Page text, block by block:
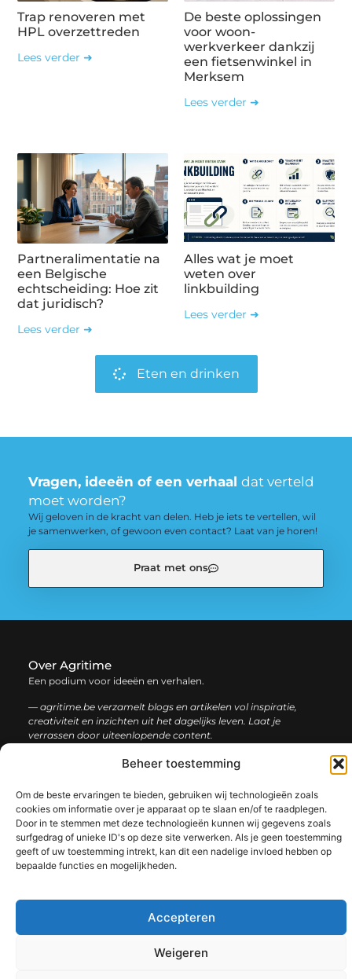
Beheer toestemming
Om de beste ervaringen te bieden, gebruiken wij technologieën zoals
cookies om informatie over je apparaat op te slaan en/of te raadplegen.
Door in te stemmen met deze technologieën kunnen wij gegevens zoals
surfgedrag of unieke ID's op deze site verwerken. Als je geen toestemming
geeft of uw toestemming intrekt, kan dit een nadelige invloed hebben op
bepaalde functies en mogelijkheden.
Accepteren
Weigeren
Trap renoveren met
HPL overzettreden
Lees verder ➜
De beste oplossingen
voor woon-
werkverkeer dankzij
een fietsenwinkel in
Merksem
Lees verder ➜
Partneralimentatie na
een Belgische
echtscheiding: Hoe zit
dat juridisch?
Lees verder ➜
Alles wat je moet
weten over
linkbuilding
Lees verder ➜
Eten en drinken
Vragen, ideeën of een verhaal dat verteld
moet worden?
Wij geloven in de kracht van delen. Heb je iets te vertellen, wil
je samenwerken, of gewoon even contact? Laat van je horen!
Praat met ons
Over Agritime
Een podium voor ideeën en verhalen.
— agritime.be verzamelt blogs en artikelen vol inspiratie,
creativiteit en inzichten uit het dagelijks leven. Laat je
verrassen door uiteenlopende content.
informatie